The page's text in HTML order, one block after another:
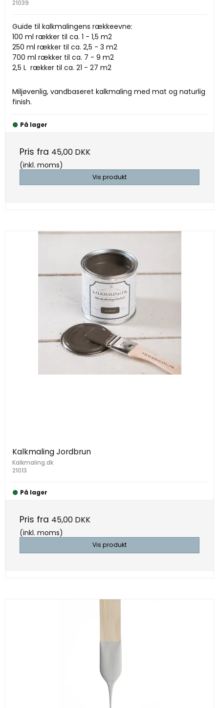
21039
Guide til kalkmalingens rækkeevne:
100 ml rækker til ca. 1 - 1,5 m2
250 ml rækker til ca. 2,5 - 3 m2
700 ml rækker til ca. 7 - 9 m2
2,5 L rækker til ca. 21 - 27 m2
Miljøvenlig, vandbaseret kalkmaling med mat og naturlig
finish.
På lager
Pris fra 45,00 DKK
(inkl. moms)
Vis produkt
Kalkmaling Jordbrun
Kalkmaling.dk
21013
På lager
Pris fra 45,00 DKK
(inkl. moms)
Vis produkt